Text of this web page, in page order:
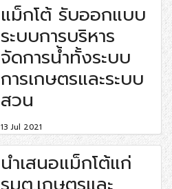
แม็กโต้ รับออกแบบ
ระบบการบริหาร
จัดการน้ำทั้งระบบ
การเกษตรและระบบ
สวน
13 Jul 2021
นำเสนอแม็กโต้แก่